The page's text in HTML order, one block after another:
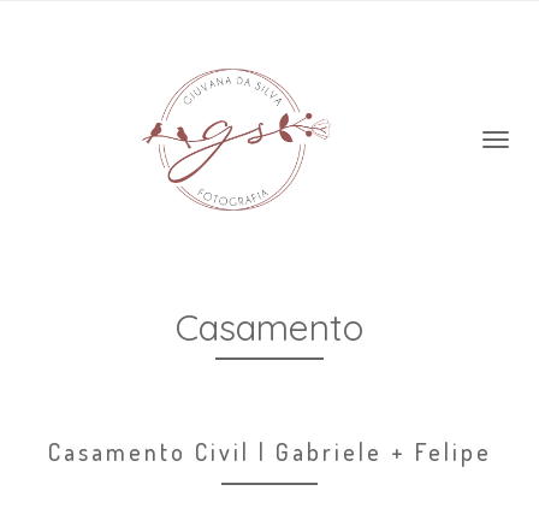
Casamento
Casamento Civil | Gabriele + Felipe